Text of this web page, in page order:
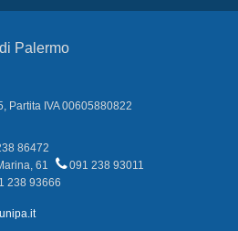
Palermo
Partita IVA 00605880822
86472
61
091 238 93011
238 93666